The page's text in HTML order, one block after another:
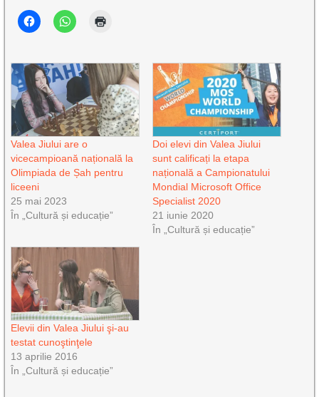
Valea Jiului are o
vicecampioană națională la
Olimpiada de Șah pentru
liceeni
25 mai 2023
În „Cultură și educație”
Doi elevi din Valea Jiului
sunt calificați la etapa
națională a Campionatului
Mondial Microsoft Office
Specialist 2020
21 iunie 2020
În „Cultură și educație”
Elevii din Valea Jiului şi-au
testat cunoştinţele
13 aprilie 2016
În „Cultură și educație”